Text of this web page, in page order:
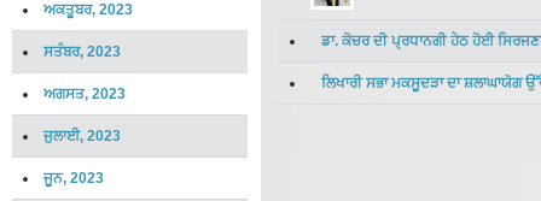
ਅਕਤੂਬਰ, 2023
ਸਤੰਬਰ, 2023
ਅਗਸਤ, 2023
ਜੁਲਾਈ, 2023
ਜੂਨ, 2023
ਡਾ. ਕੋਚਰ ਦੀ ਪ੍ਰਧਾਨਗੀ ਹੇਠ ਹੋਈ
ਲਿਖਾਰੀ ਸਭਾ ਮਕਸੂਦੜਾ ਦਾ ਸ਼ਲਾਘਾਯੋਗ